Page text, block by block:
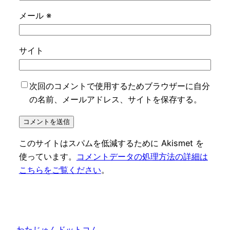
メール ※
サイト
次回のコメントで使用するためブラウザーに自分
の名前、メールアドレス、サイトを保存する。
このサイトはスパムを低減するために Akismet を
使っています。
コメントデータの処理方法の詳細は
こちらをご覧ください。